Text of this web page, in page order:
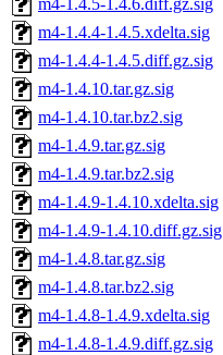
m4-1.4.5-1.4.6.diff.gz.sig
m4-1.4.4-1.4.5.xdelta.sig
m4-1.4.4-1.4.5.diff.gz.sig
m4-1.4.10.tar.gz.sig
m4-1.4.10.tar.bz2.sig
m4-1.4.9.tar.gz.sig
m4-1.4.9.tar.bz2.sig
m4-1.4.9-1.4.10.xdelta.sig
m4-1.4.9-1.4.10.diff.gz.sig
m4-1.4.8.tar.gz.sig
m4-1.4.8.tar.bz2.sig
m4-1.4.8-1.4.9.xdelta.sig
m4-1.4.8-1.4.9.diff.gz.sig